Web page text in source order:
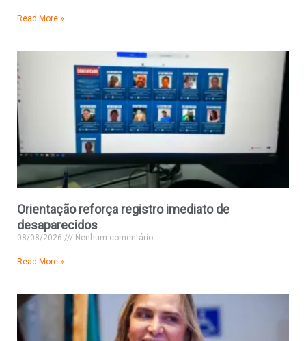
Read More »
Orientação reforça registro imediato de
desaparecidos
08/08/2026 Nenhum comentário
Read More »